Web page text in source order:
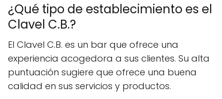
¿Qué tipo de establecimiento es el
Clavel C.B.?
El Clavel C.B. es un bar que ofrece una
experiencia acogedora a sus clientes. Su alta
puntuación sugiere que ofrece una buena
calidad en sus servicios y productos.